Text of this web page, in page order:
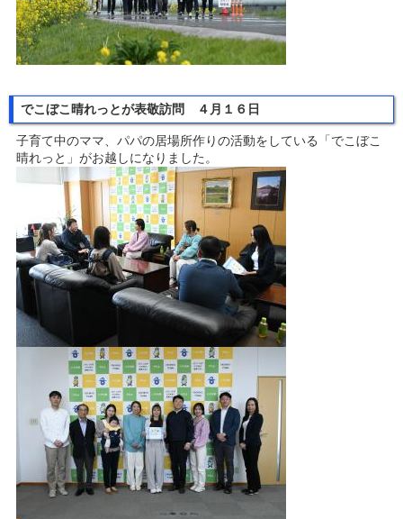
でこぼこ晴れっとが表敬訪問 ４月１６日
子育て中のママ、パパの居場所作りの活動をしている「でこぼこ
晴れっと」がお越しになりました。